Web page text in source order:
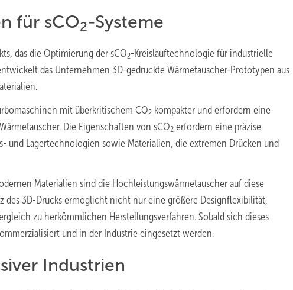
für sCO2-Systeme
das die Optimierung der sCO2-Kreislauftechnologie für industrielle
das Unternehmen 3D-gedruckte Wärmetauscher-Prototypen aus
mit überkritischem CO2 kompakter und erfordern eine
Die Eigenschaften von sCO2 erfordern eine präzise
Lagertechnologien sowie Materialien, die extremen Drücken und
Materialien sind die Hochleistungswärmetauscher auf diese
des 3D-Drucks ermöglicht nicht nur eine größere Designflexibilität,
zu herkömmlichen Herstellungsverfahren. Sobald sich dieses
und in der Industrie eingesetzt werden.
Industrien